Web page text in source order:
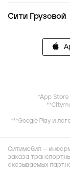
Сити Грузовой
*App
***Google Play и
Ситимобил —
заказа
оказываемых